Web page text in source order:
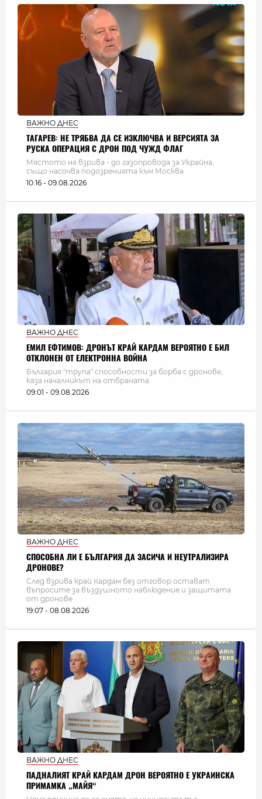
ВАЖНО ДНЕС
ТАГАРЕВ: НЕ ТРЯБВА ДА СЕ ИЗКЛЮЧВА И ВЕРСИЯТА ЗА
РУСКА ОПЕРАЦИЯ С ДРОН ПОД ЧУЖД ФЛАГ
Мястото на взрива - до газопровода за Украйна,
също насочва подозренията към Москва
10:16 - 09.08.2026
ВАЖНО ДНЕС
ЕМИЛ ЕФТИМОВ: ДРОНЪТ КРАЙ КАРДАМ ВЕРОЯТНО Е БИЛ
ОТКЛОНЕН ОТ ЕЛЕКТРОННА ВОЙНА
България "трупа" способности за борба с дронове,
каза началникът на отбраната
09:01 - 09.08.2026
ВАЖНО ДНЕС
СПОСОБНА ЛИ Е БЪЛГАРИЯ ДА ЗАСИЧА И НЕУТРАЛИЗИРА
ДРОНОВЕ?
След взрива край Кардам без отговор остават
въпросите за въздушното наблюдение и защитата
от дронове
19:07 - 08.08.2026
ВАЖНО ДНЕС
ПАДНАЛИЯТ КРАЙ КАРДАМ ДРОН ВЕРОЯТНО Е УКРАИНСКА
ПРИМАМКА „МАЙЯ“